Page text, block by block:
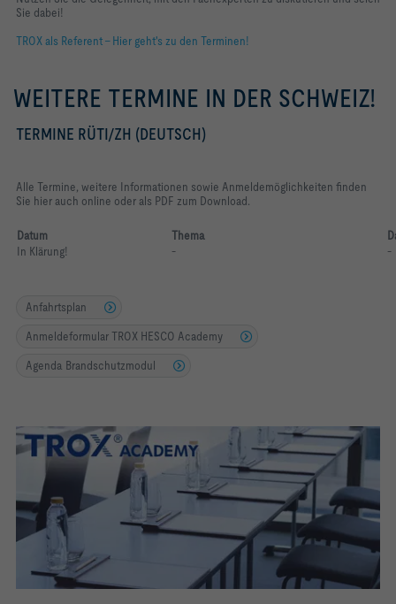
Sie dabei!
TROX als Referent - Hier geht's zu den Terminen!
WEITERE TERMINE IN DER SCHWEIZ!
TERMINE RÜTI/ZH (DEUTSCH)
Alle Termine, weitere Informationen sowie Anmeldemöglichkeiten finden
Sie hier auch online oder als PDF zum Download.
Datum Thema
In Klärung!
- -
Anfahrtsplan
Anmeldeformular TROX HESCO Academy
Agenda Brandschutzmodul